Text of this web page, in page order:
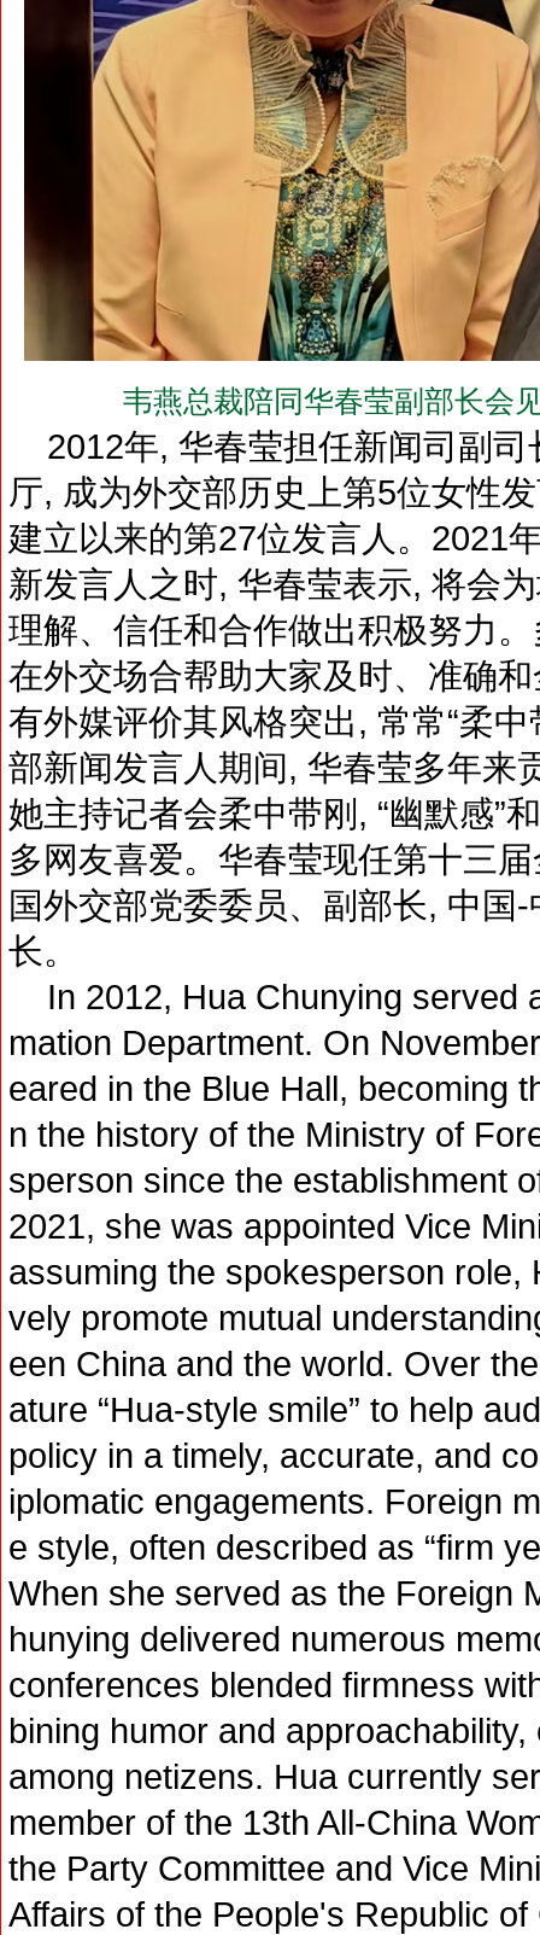
韦燕总裁陪同华春莹副部长会
2012年, 华春莹担任新闻司副司
厅, 成为外交部历史上第5位女性
建立以来的第27位发言人。2021
新发言人之时, 华春莹表示, 将会
理解、信任和合作做出积极努力
在外交场合帮助大家及时、准确
有外媒评价其风格突出, 常常“柔
部新闻发言人期间, 华春莹多年来
她主持记者会柔中带刚, “幽默感”
多网友喜爱。华春莹现任第十三
国外交部党委委员、副部长, 中国
长。
In 2012, Hua Chunying served
mation Department. On
eared in the Blue Hall, becoming
n the history of the Ministry of
sperson since the establishment
2021, she was appointed Vice
assuming the spokesperson role,
vely promote mutual
een China and the world. Over
ature “Hua-style smile” to help
policy in a timely, accurate, and
iplomatic engagements. Foreign
e style, often described as “firm
When she served as the Foreign
hunying delivered numerous
conferences blended firmness
bining humor and
among netizens. Hua currently
member of the 13th All-China
the Party Committee and Vice
Affairs of the People's Republic